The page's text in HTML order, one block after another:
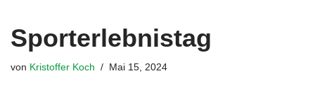
Sporterlebnistag
von Kristoffer Koch Mai 15, 2024